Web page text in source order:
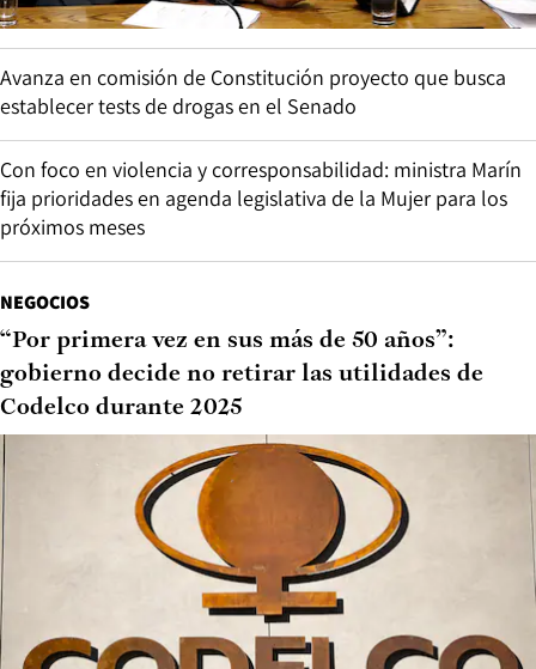
Avanza en comisión de Constitución proyecto que busca
establecer tests de drogas en el Senado
Con foco en violencia y corresponsabilidad: ministra Marín
fija prioridades en agenda legislativa de la Mujer para los
próximos meses
NEGOCIOS
“Por primera vez en sus más de 50 años”:
gobierno decide no retirar las utilidades de
Codelco durante 2025